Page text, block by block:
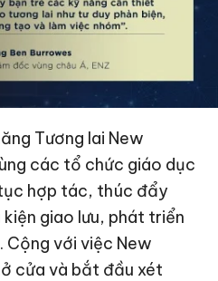
Tương lai New
các tổ chức giáo dục
hợp tác, thúc đẩy
giao lưu, phát triển
Cộng với việc New
cửa và bắt đầu xét